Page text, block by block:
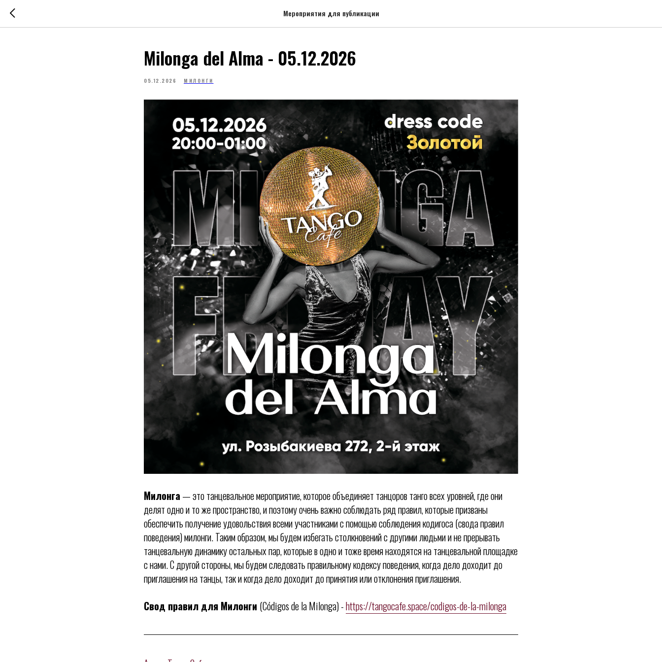
Мероприятия для публикации
Milonga del Alma - 05.12.2026
05.12.2026 МИЛОНГИ
Милонга— это танцевальное мероприятие, которое объединяет танцоров танго всех уровней, где они
делят одно и то же пространство, и поэтому очень важно соблюдать ряд правил, которые призваны
обеспечить получение удовольствия всеми участниками с помощью соблюдения кодигоса (свода правил
поведения) милонги. Таким образом, мы будем избегать столкновений с другими людьми и не прерывать
танцевальную динамику остальных пар, которые в одно и тоже время находятся на танцевальной площадке
с нами. С другой стороны, мы будем следовать правильному кодексу поведения, когда дело доходит до
приглашения на танцы, так и когда дело доходит до принятия или отклонения приглашения.
Свод правил для Милонги (Códigos de la Milonga) -https://tangocafe.space/codigos-de-la-milonga